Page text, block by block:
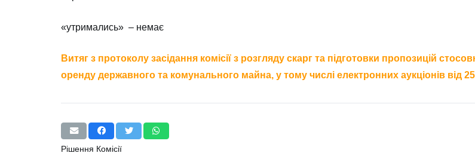
«утримались» – немає
Витяг з протоколу засідання комісії з розгляду скарг та підготовки пропозицій
оренду державного та комунального майна, у тому числі електронних аукціонів від
Рішення Комісії